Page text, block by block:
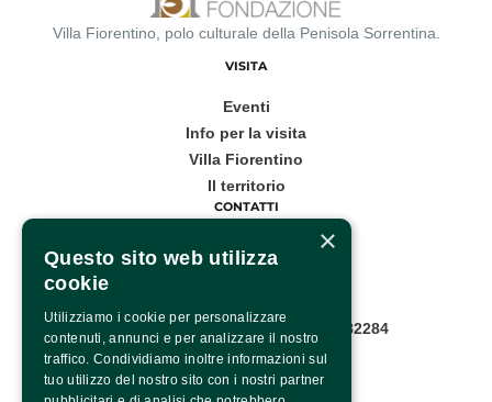
Villa Fiorentino, polo culturale della Penisola Sorrentina.
VISITA
Eventi
Info per la visita
Villa Fiorentino
Il territorio
CONTATTI
Corso Italia, 53
Infopoint WhatsApp: +39 081 8782284
Pagina contatti
SOCIAL
×
Questo sito web utilizza
cookie
Utilizziamo i cookie per personalizzare
contenuti, annunci e per analizzare il nostro
traffico. Condividiamo inoltre informazioni sul
tuo utilizzo del nostro sito con i nostri partner